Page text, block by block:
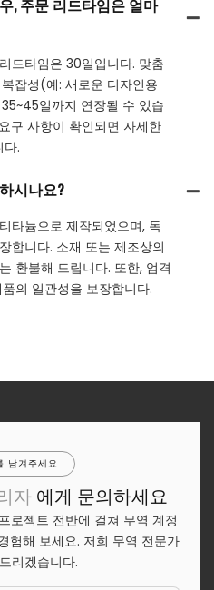
, 주문 리드타임은 얼마
드타임은 30일입니다. 맞춤
잡성(예: 새로운 디자인용
일까지 연장될 수 있습
구 사항이 확인되면 자세한
.
시나요?
타늄으로 제작되었으며, 독
합니다. 소재 또는 제조상의
환불해 드립니다. 또한, 엄격
의 일관성을 보장합니다.
남겨주세요
자에게 문의하세요
로젝트 전반에 걸쳐 무역 계정
험해 보세요. 저희 무역 전문가
리겠습니다.